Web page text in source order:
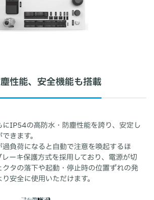
性能、安全機能も搭載
にIP54の高防水・防塵性能を誇り、安定し
きます。
負荷になると自動で注意を喚起するほ
ーキ保護方式を採用しており、電源が切
タの落下や起動・停止時の位置ずれの発
安全に使用いただけます。